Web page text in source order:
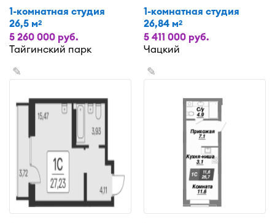
1-комнатная студия
26,5 м2
5 260 000 руб.
Тайгинский парк
1-комнатная студия
26,84 м2
5 411 000 руб.
Чацкий
✎ ✎